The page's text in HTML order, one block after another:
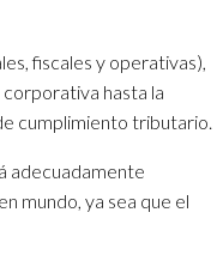
fiscales y operativas),
hasta la
cumplimiento tributario.
adecuadamente
mundo, ya sea que el